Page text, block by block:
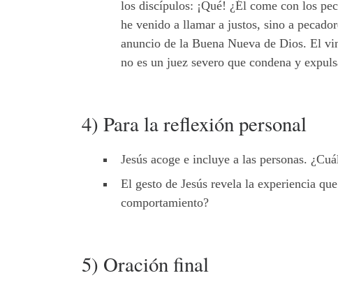
los discípulos: ¡Qué! ¿Él come con los
he venido a llamar a justos, sino a
anuncio de la Buena Nueva de Dios. El
no es un juez severo que condena y
4) Para la reflexión personal
Jesús acoge e incluye a las personas.
El gesto de Jesús revela la experiencia
comportamiento?
5) Oración final